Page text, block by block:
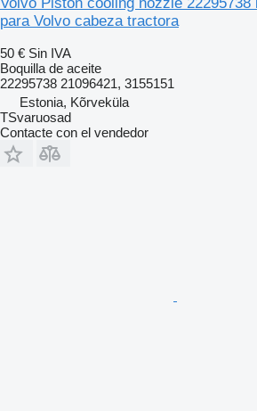
para Volvo cabeza tractora
50 € Sin IVA
Boquilla de aceite
22295738 21096421, 3155151
Estonia, Kõrveküla
TSvaruosad
Contacte con el vendedor